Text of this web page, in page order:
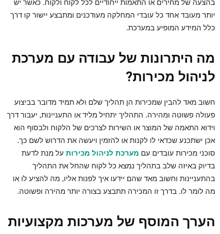
בהצעה של מחירים או התאמות ייחודיים לכל לקוח ולקוח. כאשר יש
יותר מעובד אחד כל עובדי המחלקה מעודכנים ומתבצע יישור קו דרך
כלל המידע המופיע במערכת.
מה היתרונות של עבודה עם מערכת
לניהול מכירות?
חשוב מאד להבין שמכירות הן תהליך שלם ולא תמיד מדובר בביצוע
פעולה פשוטה ומהירה. התהליך יתחיל מליד או התעניינות, יעבור דרך
וידוא התאמה של המוצר או השירות לצרכים של הלקוח ולבסוף הוא
אכן ישתכנע שכדאי לו לקנות או להזמין ויעשה את הדרוש לשם כך.
סוכני מכירות עובדים עם מערכת לניהול מכירות על מנת לדעת
בדיוק באיזה שלב בתהליך נמצא כל לקוח שהחל את התהליך
בהתעניינות וחשוב מאד שהם יידעו איך לפנות אליו, מה להציע לו או
מה לומר לו. בדרך זו המכירה תתבצע בצורה יותר מהירה ופשוטה.
הערך המוסף של מערכות מקצועיות